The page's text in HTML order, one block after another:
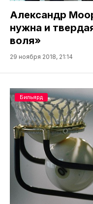
Александр
нужна и
воля»
29 ноября 2018, 21:14
Бильярд